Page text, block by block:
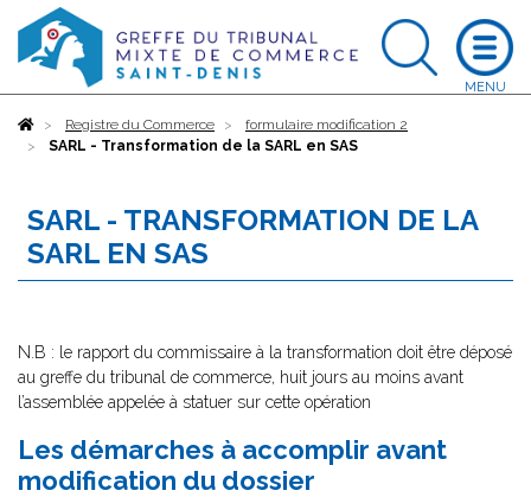
AccueilRegistre du Commerce
formulaire modification 2
SARL - Transformation de la SARL en SAS
SARL - TRANSFORMATION DE LA
SARL EN SAS
N.B : le rapport du commissaire à la transformation doit être déposé
au greffe du tribunal de commerce, huit jours au moins avant
l’assemblée appelée à statuer sur cette opération
Les démarches à accomplir avant
modification du dossier